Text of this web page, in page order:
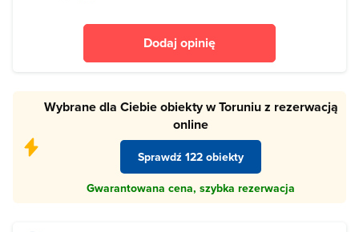
Dodaj opinię
Wybrane dla Ciebie obiekty w Toruniu z rezerwacją
online
Sprawdź 122 obiekty
Gwarantowana cena, szybka rezerwacja